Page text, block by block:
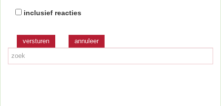
inclusief reacties
versturen